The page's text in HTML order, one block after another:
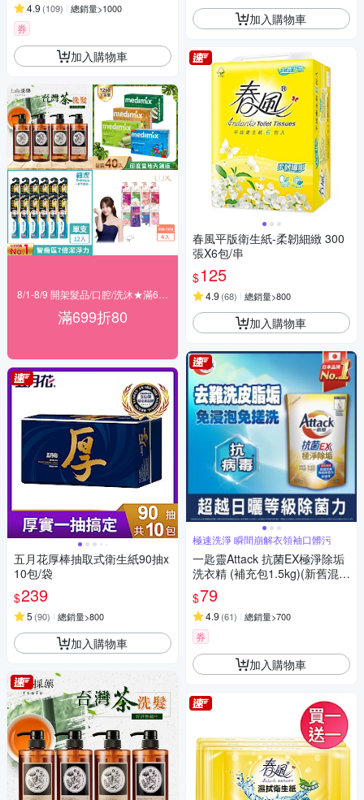
4.9 (109) 總銷量>1000
券
加入購物車
滿699折80
五月花厚棒抽取式衛生紙90抽x
10包/袋
$239
5 (90) 總銷量>800
加入購物車
加入購物車
春風平版衛生紙-柔韌細緻 300
張X6包/串
$125
4.9 (68) 總銷量>800
加入購物車
極速洗淨 瞬間崩解衣領袖口髒污
一匙靈Attack 抗菌EX極淨除垢
洗衣精 (補充包1.5kg)(新舊混
出)
$79
4.9 (61) 總銷量>700
券
加入購物車